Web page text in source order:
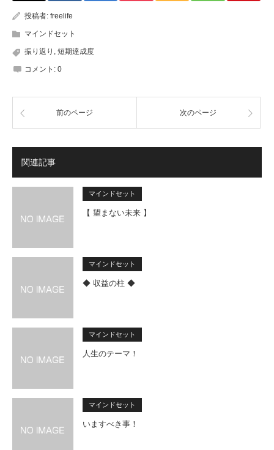
投稿者: freelife
マインドセット
振り返り , 短期達成度
コメント: 0
前のページ 次のページ
関連記事
マインドセット
【 望まない未来 】
マインドセット
◆ 収益の柱 ◆
マインドセット
人生のテーマ！
マインドセット
いますべき事！